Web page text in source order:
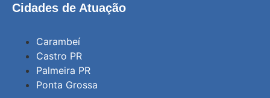
Cidades de Atuação
Carambeí
Castro PR
Palmeira PR
Ponta Grossa